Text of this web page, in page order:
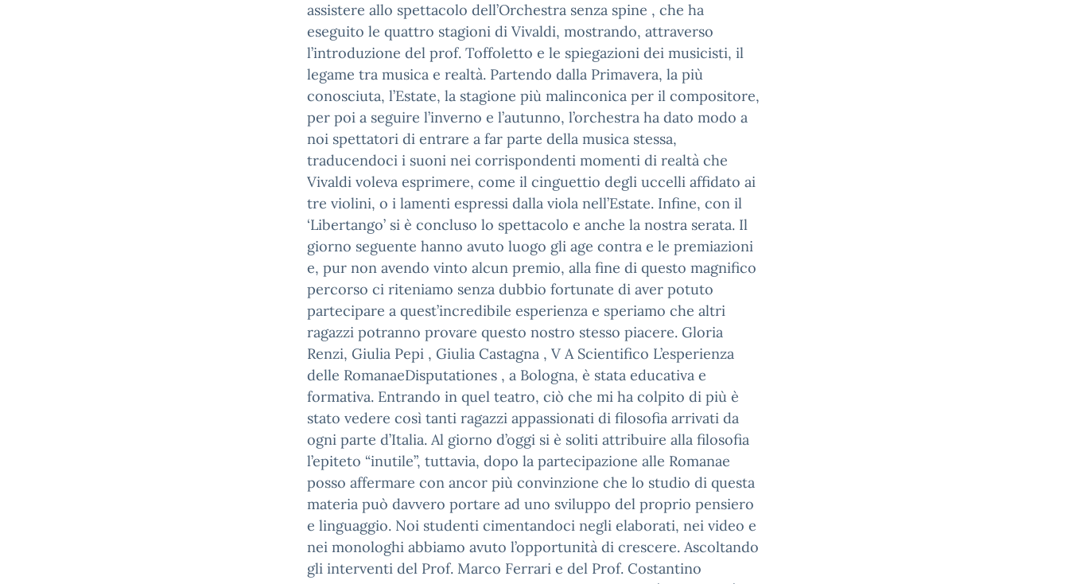
assistere allo spettacolo dell’Orchestra senza spine , che ha
eseguito le quattro stagioni di Vivaldi, mostrando, attraverso
l’introduzione del prof. Toffoletto e le spiegazioni dei musicisti, il
legame tra musica e realtà. Partendo dalla Primavera, la più
conosciuta, l’Estate, la stagione più malinconica per il compositore,
per poi a seguire l’inverno e l’autunno, l’orchestra ha dato modo a
noi spettatori di entrare a far parte della musica stessa,
traducendoci i suoni nei corrispondenti momenti di realtà che
Vivaldi voleva esprimere, come il cinguettio degli uccelli affidato ai
tre violini, o i lamenti espressi dalla viola nell’Estate. Infine, con il
‘Libertango’ si è concluso lo spettacolo e anche la nostra serata. Il
giorno seguente hanno avuto luogo gli age contra e le premiazioni
e, pur non avendo vinto alcun premio, alla fine di questo magnifico
percorso ci riteniamo senza dubbio fortunate di aver potuto
partecipare a quest’incredibile esperienza e speriamo che altri
ragazzi potranno provare questo nostro stesso piacere. Gloria
Renzi, Giulia Pepi , Giulia Castagna , V A Scientifico L’esperienza
delle RomanaeDisputationes , a Bologna, è stata educativa e
formativa. Entrando in quel teatro, ciò che mi ha colpito di più è
stato vedere così tanti ragazzi appassionati di filosofia arrivati da
ogni parte d’Italia. Al giorno d’oggi si è soliti attribuire alla filosofia
l’epiteto “inutile”, tuttavia, dopo la partecipazione alle Romanae
posso affermare con ancor più convinzione che lo studio di questa
materia può davvero portare ad uno sviluppo del proprio pensiero
e linguaggio. Noi studenti cimentandoci negli elaborati, nei video e
nei monologhi abbiamo avuto l’opportunità di crescere. Ascoltando
gli interventi del Prof. Marco Ferrari e del Prof. Costantino